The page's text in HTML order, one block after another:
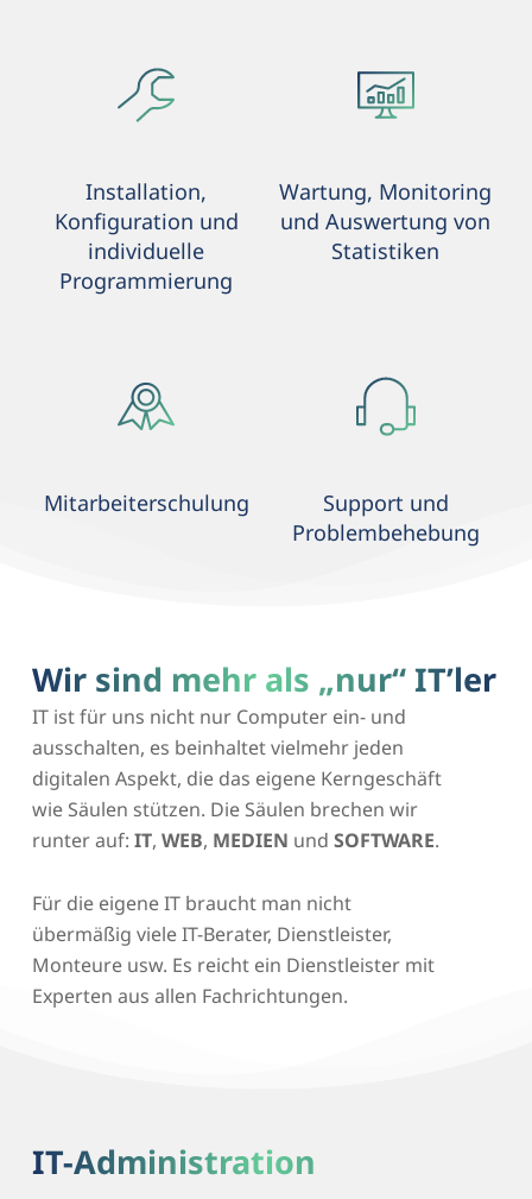
Installation,
Konfiguration und
individuelle
Programmierung
Wartung, Monitoring
und Auswertung von
Statistiken
Mitarbeiterschulung
Support und
Problembehebung
Wir sind mehr als „nur“ IT’ler
IT ist für uns nicht nur Computer ein- und
ausschalten, es beinhaltet vielmehr jeden
digitalen Aspekt, die das eigene Kerngeschäft
wie Säulen stützen. Die Säulen brechen wir
runter auf:IT,WEB, MEDIEN undSOFTWARE.
Für die eigene IT braucht man nicht
übermäßig viele IT-Berater, Dienstleister,
Monteure usw. Es reicht ein Dienstleister mit
Experten aus allen Fachrichtungen.
IT-Administration